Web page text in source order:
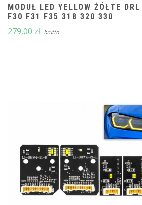
MODUŁ LED YELLOW ŻÓŁTE DRL
F30 F31 F35 318 320 330
279,00 zł brutto